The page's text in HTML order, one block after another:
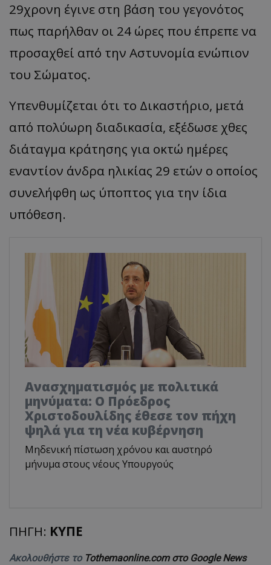
29χρονη έγινε στη βάση του γεγονότος
πως παρήλθαν οι 24 ώρες που έπρεπε να
προσαχθεί από την Αστυνομία ενώπιον
του Σώματος.
Υπενθυμίζεται ότι το Δικαστήριο, μετά
από πολύωρη διαδικασία, εξέδωσε χθες
διάταγμα κράτησης για οκτώ ημέρες
εναντίον άνδρα ηλικίας 29 ετών ο οποίος
συνελήφθη ως ύποπτος για την ίδια
υπόθεση.
Ανασχηματισμός με πολιτικά
μηνύματα: Ο Πρόεδρος
Χριστοδουλίδης έθεσε τον πήχη
ψηλά για τη νέα κυβέρνηση
Μηδενική πίστωση χρόνου και αυστηρό
μήνυμα στους νέους Υπουργούς
ΠΗΓΗ: ΚΥΠΕ
Ακολουθήστε το Tothemaonline.com στο Google News